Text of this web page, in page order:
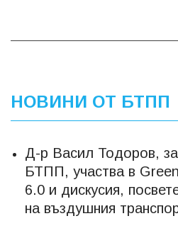
НОВИНИ ОТ БТПП
Д-р Васил Тодоров,
БТПП, участва в
6.0 и дискусия,
на въздушния